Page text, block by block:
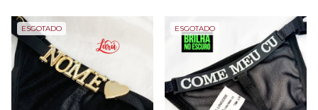
ESGOTADO ESGOTADO